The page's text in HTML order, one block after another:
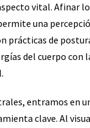
vital. Afinar
una
prácticas de
del cuerpo con
entramos en
clave. Al